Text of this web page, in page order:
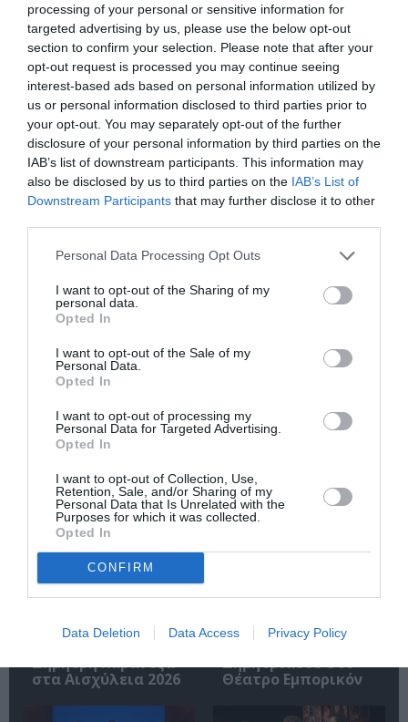
processing of your personal or sensitive information for
targeted advertising by us, please use the below opt-out
section to confirm your selection. Please note that after your
opt-out request is processed you may continue seeing
interest-based ads based on personal information utilized by
us or personal information disclosed to third parties prior to
your opt-out. You may separately opt-out of the further
disclosure of your personal information by third parties on the
IAB’s list of downstream participants. This information may
also be disclosed by us to third parties on the IAB’s List of
Downstream Participants that may further disclose it to other
Personal Data Processing Opt Outs
I want to opt-out of the Sharing of my
personal data.
Opted In
I want to opt-out of the Sale of my
Personal Data.
Opted In
I want to opt-out of processing my
Personal Data for Targeted Advertising.
Opted In
I want to opt-out of Collection, Use,
Retention, Sale, and/or Sharing of my
Personal Data that Is Unrelated with the
Purposes for which it was collected.
Opted In
CONFIRM
Data Deletion Data Access Privacy Policy
Tags
TEMPUS VERUM - ΕΝ ΑΘΗΝΑΙΣ
ΔΡΑΜΑ - ΚΟΙΝΩΝΙΚΟ - ΣΥΓΧΡΟΝΟ
ΘΕΑΤΡΙΚΕΣ ΠΑΡΑΣΤΑΣΕΙΣ 2018 - 2019
ΧΡΗΣΤΟΣ ΚΑΡΑΣΑΒΒΙΔΗΣ
Newsletter
Ακολουθήστε το Culturenow.gr
Ευριπίδη σε
Δημήτρη Καραντζά
στα Αισχύλεια 2026
θανάτου», της
Βαλέριας
Δημητριάδου στο
Θέατρο Εμπορικόν